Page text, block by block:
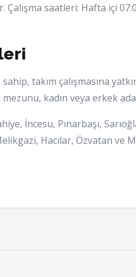
Çalışma saatleri: Hafta içi
takım çalışmasına
mezunu, kadın veya erkek
İncesu, Pınarbaşı,
Hacılar, Özvatan ve